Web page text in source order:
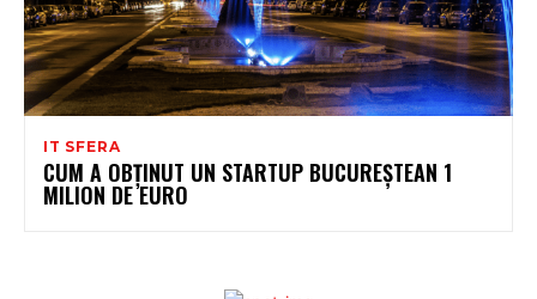
IT SFERA
CUM A OBȚINUT UN STARTUP BUCUREȘTEAN 1
MILION DE EURO